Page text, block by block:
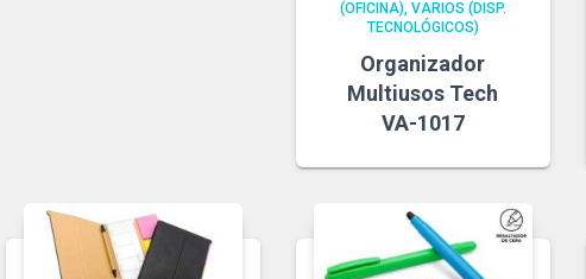
(OFICINA) VARIOS (DISP.
TECNOLÓGICOS)
Organizador
Multiusos Tech
VA-1017